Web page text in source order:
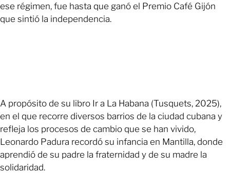
ese régimen, fue hasta que ganó el Premio Café Gijón
que sintió la independencia.
A propósito de su libro Ir a La Habana (Tusquets, 2025),
en el que recorre diversos barrios de la ciudad cubana y
refleja los procesos de cambio que se han vivido,
Leonardo Padura recordó su infancia en Mantilla, donde
aprendió de su padre la fraternidad y de su madre la
solidaridad.